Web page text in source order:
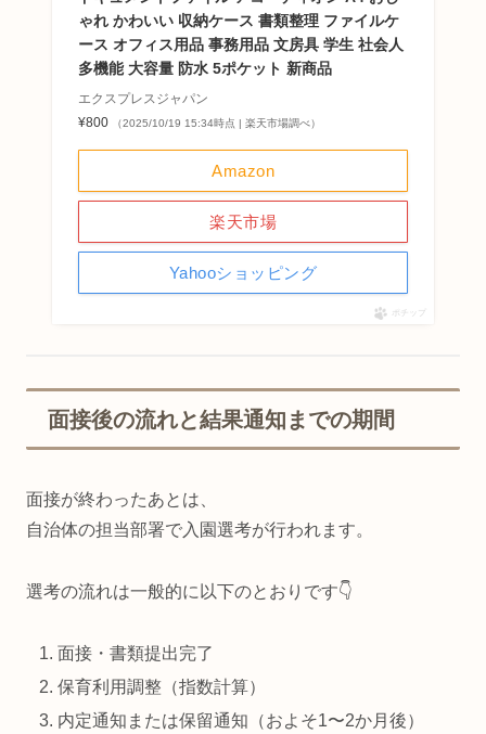
ゃれ かわいい 収納ケース 書類整理 ファイルケ
ース オフィス用品 事務用品 文房具 学生 社会人
多機能 大容量 防水 5ポケット 新商品
エクスプレスジャパン
¥800
（2025/10/19 15:34時点 | 楽天市場調べ）
Amazon
楽天市場
Yahooショッピング
ポチップ
面接後の流れと結果通知までの期間
面接が終わったあとは、
自治体の担当部署で入園選考が行われます。
選考の流れは一般的に以下のとおりです👇
面接・書類提出完了
保育利用調整（指数計算）
内定通知または保留通知（およそ1〜2か月後）